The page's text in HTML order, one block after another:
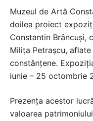
Muzeul de Artă
doilea proiect
Constantin Brâncuși,
Milița Petrașcu,
constănțene.
iunie – 25 octombrie
Prezența acestor
valoarea